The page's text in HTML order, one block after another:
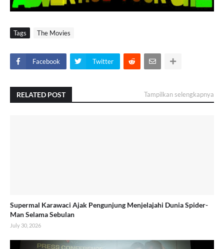
Tags The Movies
Facebook Twitter
RELATED POST Tampilkan selengkapnya
Supermal Karawaci Ajak Pengunjung Menjelajahi Dunia Spider-
Man Selama Sebulan
July 30, 2026